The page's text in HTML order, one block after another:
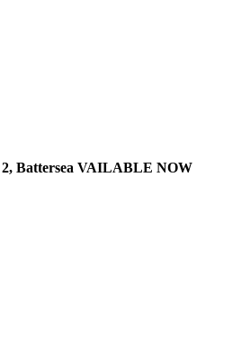
Battersea VAILABLE NOW